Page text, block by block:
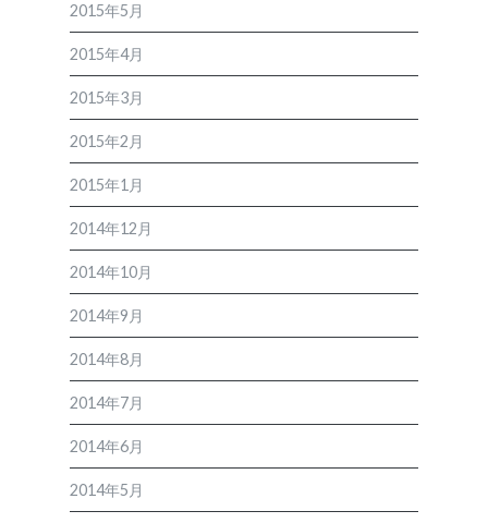
2015年5月
2015年4月
2015年3月
2015年2月
2015年1月
2014年12月
2014年10月
2014年9月
2014年8月
2014年7月
2014年6月
2014年5月